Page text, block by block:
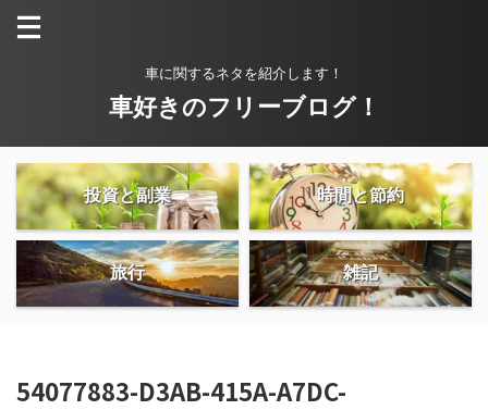
車に関するネタを紹介します！
車好きのフリーブログ！
投資と副業 時間と節約
旅行 雑記
54077883-D3AB-415A-A7DC-